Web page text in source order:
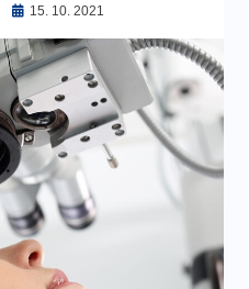
Zveřejněno
15. 10. 2021